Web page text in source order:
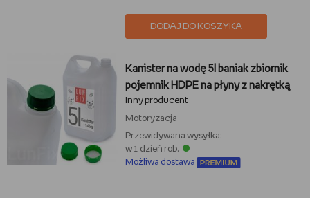
DODAJ DO KOSZYKA
Kanister na wodę 5l baniak zbiornik
pojemnik HDPE na płyny z nakrętką
Inny producent
Motoryzacja
Przewidywana wysyłka:
w 1 dzień rob.
Możliwa dostawa